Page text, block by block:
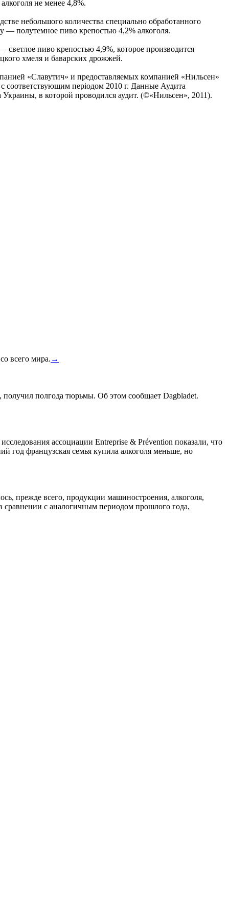
не менее 4,8%.
небольшого количества специально обработанного
— полутемное пиво крепостью 4,2% алкоголя.
пиво крепостью 4,9%, которое производится
хмеля и баварских дрожжей.
«Славутич» и предоставляемых компанией «Нильсен»
періодом 2010 г. Данные Аудита
в которой проводился аудит. (©«Нильсен», 2011).
всего мира. →
полгода тюрьмы. Об этом сообщает Dagbladet.
ассоциации Entreprise & Prévention показали, что
год французская семья купила алкоголя меньше, но
прежде всего, продукции машиностроения, алкоголя,
сравнении с аналогичным периодом прошлого года,